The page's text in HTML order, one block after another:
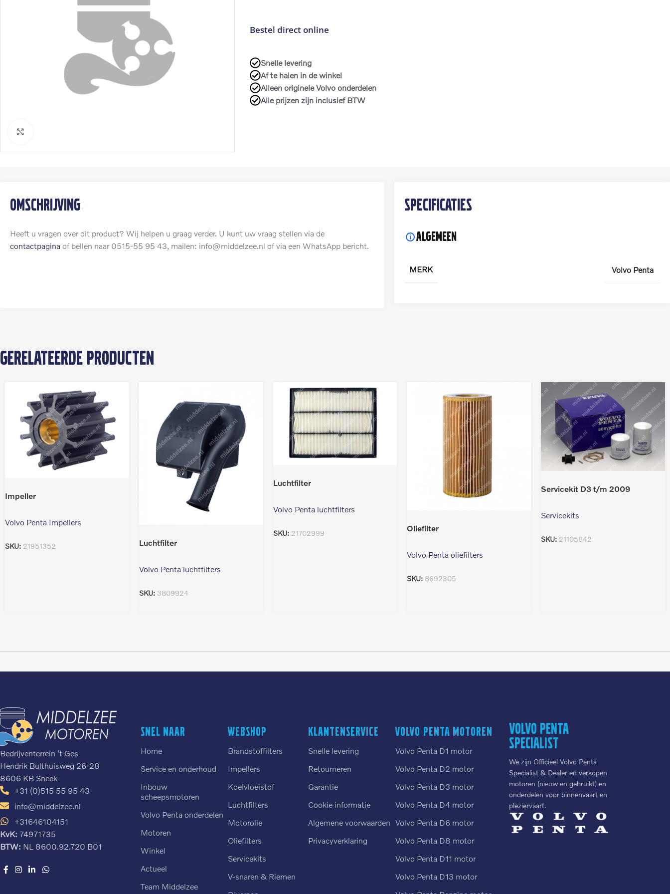
Bestel direct online
Snelle levering
Af te halen in de winkel
Alleen originele Volvo onderdelen
Alle prijzen zijn inclusief BTW
Omschrijving
Heeft u vragen over dit product? Wij helpen u graag verder. U kunt uw vraag stellen via de
contactpagina of bellen naar 0515-55 95 43, mailen: info@middelzee.nl of via een WhatsApp bericht.
Specificaties
Algemeen
MERK Volvo Penta
Gerelateerde producten
Impeller
Volvo Penta Impellers
SKU: 21951352 Luchtfilter
Volvo Penta luchtfilters
SKU: 3809924
Luchtfilter
Volvo Penta luchtfilters
SKU: 21702999 Oliefilter
Volvo Penta oliefilters
SKU: 8692305
Servicekit D3 t/m 2009
Servicekits
SKU: 21105842
Bedrijventerrein 't Ges
Hendrik Bulthuisweg 26-28
8606 KB Sneek
+31 (0)515 55 95 43
info@middelzee.nl
+31646104151
KvK: 74971735
BTW: NL 8600.92.720 B01
Snel naar
Home
Service en onderhoud
Inbouw
scheepsmotoren
Volvo Penta onderdelen
Motoren
Winkel
Actueel
Team Middelzee
Webshop
Brandstoffilters
Impellers
Koelvloeistof
Luchtfilters
Motorolie
Oliefilters
Servicekits
V-snaren & Riemen
Klantenservice
Snelle levering
Retourneren
Garantie
Cookie informatie
Algemene voorwaarden
Privacyverklaring
Volvo Penta motoren
Volvo Penta D1 motor
Volvo Penta D2 motor
Volvo Penta D3 motor
Volvo Penta D4 motor
Volvo Penta D6 motor
Volvo Penta D8 motor
Volvo Penta D11 motor
Volvo Penta D13 motor
Volvo Penta
Specialist
We zijn Officieel Volvo Penta
Specialist & Dealer en verkopen
motoren (nieuw en gebruikt) en
onderdelen voor binnenvaart en
pleziervaart.